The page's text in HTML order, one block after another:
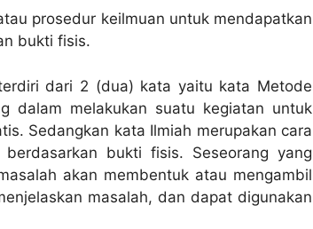
prosedur keilmuan untuk mendapatkan
bukti fisis.
dari 2 (dua) kata yaitu kata Metode
dalam melakukan suatu kegiatan untuk
Sedangkan kata Ilmiah merupakan cara
bukti fisis. Seseorang yang
akan membentuk atau mengambil
masalah, dan dapat digunakan